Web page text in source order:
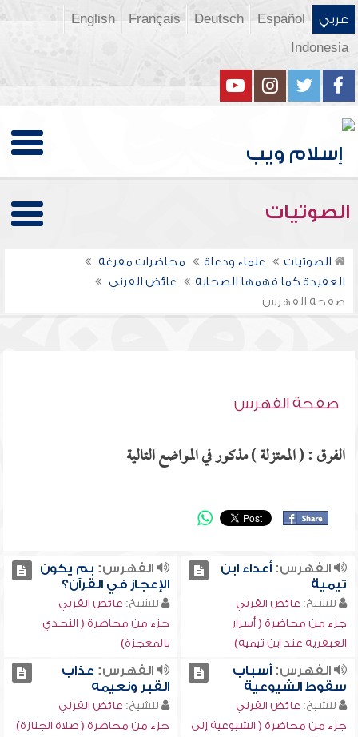
عربي Español
Deutsch
Français
English
Indonesia
الصوتيات
الصوتيات علماء ودعاة
محاضرات مفرغة
العقيدة كما فهمها الصحابة
عائض القرني
صفحة الفهرس
صفحة الفهرس
الفرق : ( المعتزلة ) مذكور في المواضع التالية
الفهرس:أعداء ابن
تيمية
للشيخ: عائض القرني
جزء من محاضرة ( أسرار
العبقرية عند ابن تيمية)
الفهرس: بم يكون
الإعجاز في القرآن؟
للشيخ: عائض القرني
جزء من محاضرة ( التحدي
بالمعجزة)
الفهرس:أسباب
سقوط الشيوعية
للشيخ: عائض القرني
جزء من محاضرة ( الشيوعية إلى
الفهرس: عذاب
القبر ونعيمه
للشيخ: عائض القرني
جزء من محاضرة ( صلاة الجنازة)